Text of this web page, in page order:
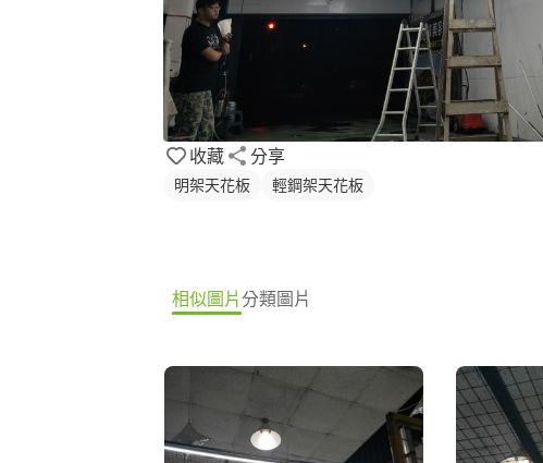
收藏 分享
明架天花板 輕鋼架天花板
相似圖片分類圖片